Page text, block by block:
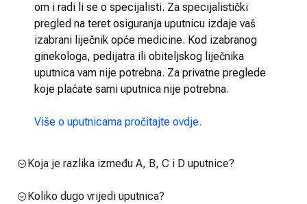
om i radi li se o specijalisti. Za specijalistički
pregled na teret osiguranja uputnicu izdaje vaš
izabrani liječnik opće medicine. Kod izabranog
ginekologa, pedijatra ili obiteljskog liječnika
uputnica vam nije potrebna. Za privatne preglede
koje plaćate sami uputnica nije potrebna.
Više o uputnicama pročitajte ovdje.
Koja je razlika između A, B, C i D uputnice?
Koliko dugo vrijedi uputnica?